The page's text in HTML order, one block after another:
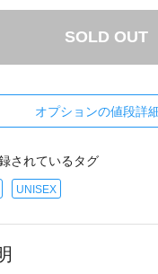
SOLD OUT
オプションの値段詳
されているタグ
UNISEX